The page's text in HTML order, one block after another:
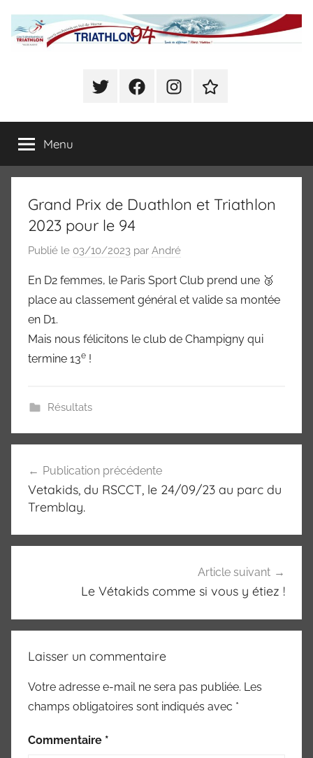
contenu
Comité
de
Triathlon
du
Val
de
Marne
94)
Marne
(Triathlon,
Swim
Run,
Bike
Raid)
Twitter FacebookInstagram
Se
Présent
CHOISY
Menu
Grand Prix de Duathlon et Triathlon
2023 pour le 94
Publié le 03/10/2023 par André
En D2 femmes, le Paris Sport Club prend une 🥉
place au classement général et valide sa montée
en D1.
Mais nous félicitons le club de Champigny qui
termine 13e !
Résultats
de
l’article
Publication précédente
Vetakids, du RSCCT, le 24/09/23 au parc du
Tremblay.
Article suivant
Le Vétakids comme si vous y étiez !
Laisser un commentaire
Votre adresse e-mail ne sera pas publiée. Les
champs obligatoires sont indiqués avec *
Commentaire *